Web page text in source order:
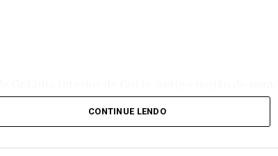
– CEP 74934-140
CONTINUE LENDO